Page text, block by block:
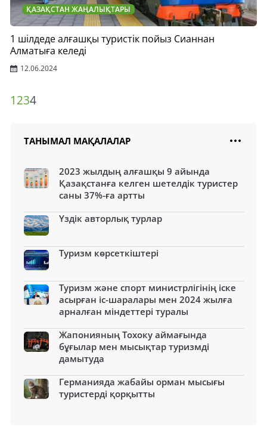
ҚАЗАҚСТАН ЖАҢАЛЫҚТАРЫ
1 шілдеде алғашқы туристік пойыз Сианнан
Алматыға келеді
12.06.2024
1234
ТАНЫМАЛ МАҚАЛАЛАР
2023 жылдың алғашқы 9 айында
Қазақстанға келген шетелдік туристер
саны 37%-ға артты
Үздік авторлық турлар
Туризм көрсеткіштері
Туризм және спорт министрлігінің іске
асырған іс-шаралары мен 2024 жылға
арналған міндеттері туралы
Жапонияның Тохоку аймағында
бұғылар мен мысықтар туризмді
дамытуда
Германияда жабайы орман мысығы
туристерді қорқытты